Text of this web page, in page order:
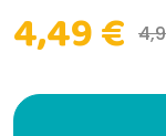
4,49 €